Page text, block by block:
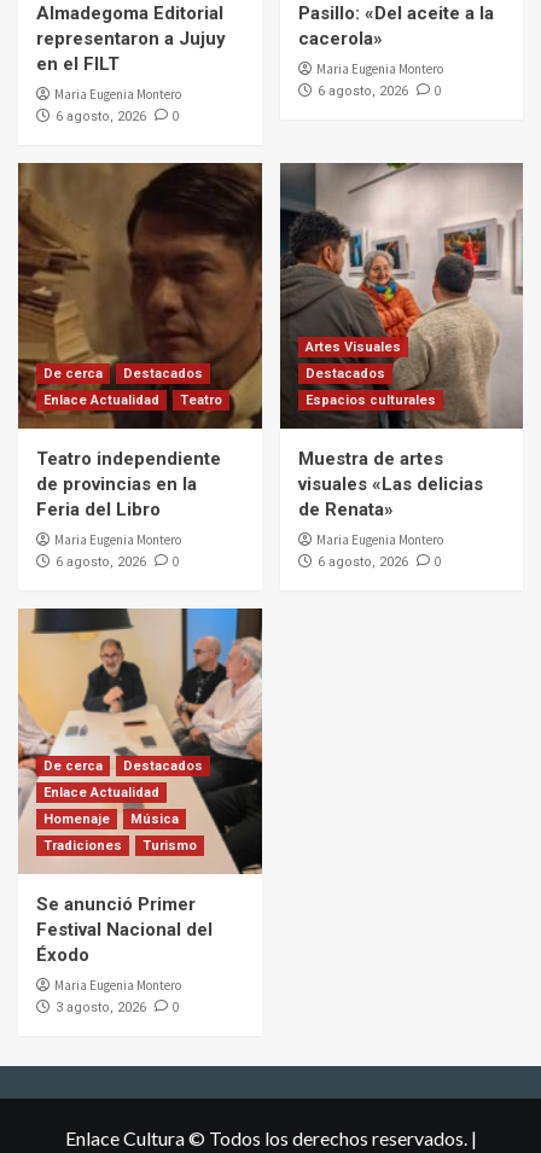
Almadegoma Editorial
representaron a Jujuy
en el FILT
Maria Eugenia Montero
6 agosto, 2026 0
Pasillo: «Del aceite a la
cacerola»
Maria Eugenia Montero
6 agosto, 2026 0
De cerca
Destacados
Enlace Actualidad
Teatro
Teatro independiente
de provincias en la
Feria del Libro
Maria Eugenia Montero
6 agosto, 2026 0
Artes Visuales
Destacados
Espacios culturales
Muestra de artes
visuales «Las delicias
de Renata»
Maria Eugenia Montero
6 agosto, 2026 0
De cerca
Destacados
Enlace Actualidad
Homenaje
Música
Tradiciones
Turismo
Se anunció Primer
Festival Nacional del
Éxodo
Maria Eugenia Montero
3 agosto, 2026 0
Enlace Cultura © Todos los derechos reservados. |